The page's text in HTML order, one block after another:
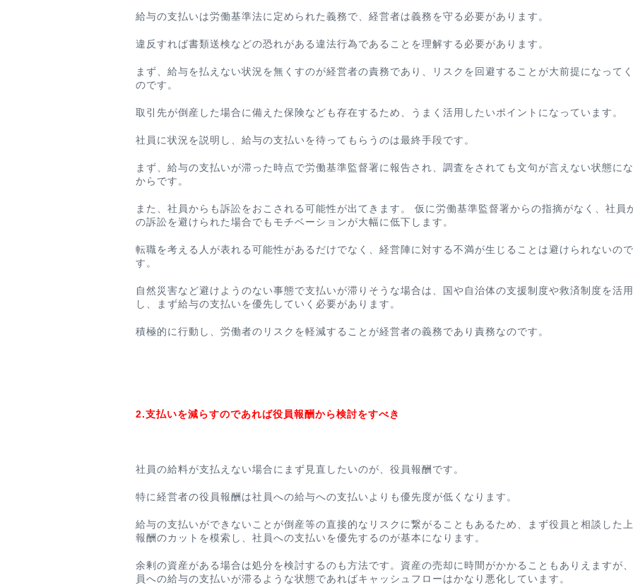
給与の支払いは労働基準法に定められた義務で、経営者は義務を守る必要があります。
違反すれば書類送検などの恐れがある違法行為であることを理解する必要があります。
まず、給与を払えない状況を無くすのが経営者の責務であり、リスクを回避することが大前提になって
のです。
取引先が倒産した場合に備えた保険なども存在するため、うまく活用したいポイントになっています。
社員に状況を説明し、給与の支払いを待ってもらうのは最終手段です。
まず、給与の支払いが滞った時点で労働基準監督署に報告され、調査をされても文句が言えない状態に
からです。
また、社員からも訴訟をおこされる可能性が出てきます。 仮に労働基準監督署からの指摘がなく、 社員
の訴訟を避けられた場合でもモチベーションが大幅に低下します。
転職を考える人が表れる可能性があるだけでなく、経営陣に対する不満が生じることは避けられないので
す。
自然災害など避けようのない事態で支払いが滞りそうな場合は、国や自治体の支援制度や救済制度を活用
し、まず給与の支払いを優先していく必要があります。
積極的に行動し、労働者のリスクを軽減することが経営者の義務であり責務なのです。
2.支払いを減らすのであれば役員報酬から検討をすべき
社員の給料が支払えない場合にまず見直したいのが、役員報酬です。
特に経営者の役員報酬は社員への給与への支払いよりも優先度が低くなります。
給与の支払いができないことが倒産等の直接的なリスクに繋がることもあるため、まず役員と相談した
報酬のカットを模索し、社員への支払いを優先するのが基本になります。
余剰の資産がある場合は処分を検討するのも方法です。 資産の売却に時間がかかることもありえますが
員への給与の支払いが滞るような状態であればキャッシュフローはかなり悪化しています。